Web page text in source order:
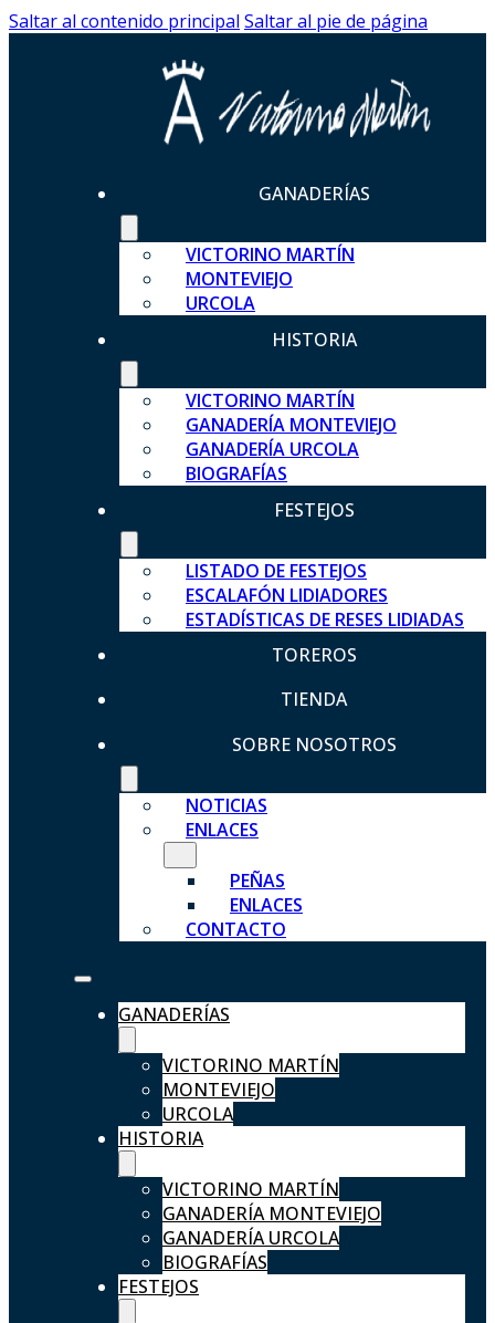
Saltar al contenido principal Saltar al pie de página
GANADERÍAS
VICTORINO MARTÍN
MONTEVIEJO
URCOLA
HISTORIA
VICTORINO MARTÍN
GANADERÍA MONTEVIEJO
GANADERÍA URCOLA
BIOGRAFÍAS
FESTEJOS
LISTADO DE FESTEJOS
ESCALAFÓN LIDIADORES
ESTADÍSTICAS DE RESES LIDIADAS
TOREROS
TIENDA
SOBRE NOSOTROS
NOTICIAS
ENLACES
PEÑAS
ENLACES
CONTACTO
GANADERÍAS
VICTORINO MARTÍN
MONTEVIEJO
URCOLA
HISTORIA
VICTORINO MARTÍN
GANADERÍA MONTEVIEJO
GANADERÍA URCOLA
BIOGRAFÍAS
FESTEJOS